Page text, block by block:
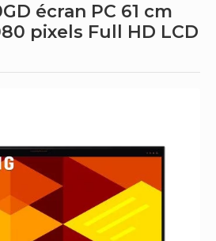
écran PC 61 cm
pixels Full HD LCD